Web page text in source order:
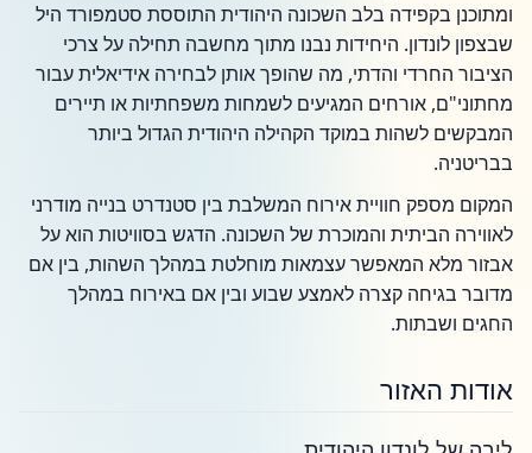
ומתוכנן בקפידה בלב השכונה היהודית התוססת סטמפורד היל
שבצפון לונדון. היחידות נבנו מתוך מחשבה תחילה על צרכי
הציבור החרדי והדתי, מה שהופך אותן לבחירה אידיאלית עבור
מחתוני"ם, אורחים המגיעים לשמחות משפחתיות או תיירים
המבקשים לשהות במוקד הקהילה היהודית הגדול ביותר
בבריטניה.
המקום מספק חוויית אירוח המשלבת בין סטנדרט בנייה מודרני
לאווירה הביתית והמוכרת של השכונה. הדגש בסוויטות הוא על
אבזור מלא המאפשר עצמאות מוחלטת במהלך השהות, בין אם
מדובר בגיחה קצרה לאמצע שבוע ובין אם באירוח במהלך
החגים ושבתות.
אודות האזור